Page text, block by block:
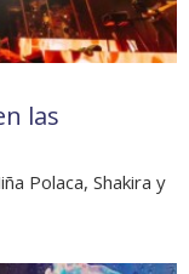
las
Polaca, Shakira y